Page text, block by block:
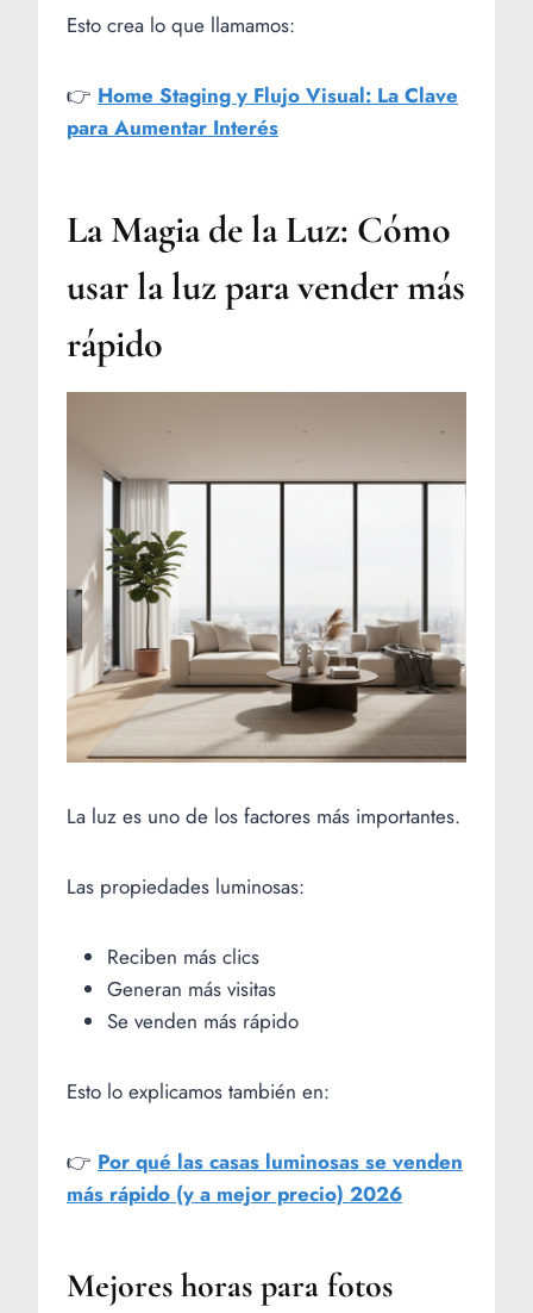
Esto crea lo que llamamos:
👉 Home Staging y Flujo Visual: La Clave
para Aumentar Interés
La Magia de la Luz: Cómo
usar la luz para vender más
rápido
La luz es uno de los factores más importantes.
Las propiedades luminosas:
Reciben más clics
Generan más visitas
Se venden más rápido
Esto lo explicamos también en:
👉 Por qué las casas luminosas se venden
más rápido (y a mejor precio) 2026
Mejores horas para fotos